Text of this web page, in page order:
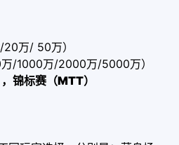
万/ 50万）
/1000万/2000万/5000万）
锦标赛（MTT）